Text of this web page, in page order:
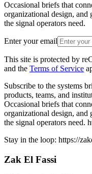
Occasional briefs that
organizational design,
the signal operators need.
Enter your email
This site is protected by
and the Terms of Service
Subscribe to the systems
products, teams, and
Occasional briefs that
organizational design,
the signal operators need.
Stay in the loop: https://
Zak El Fassi